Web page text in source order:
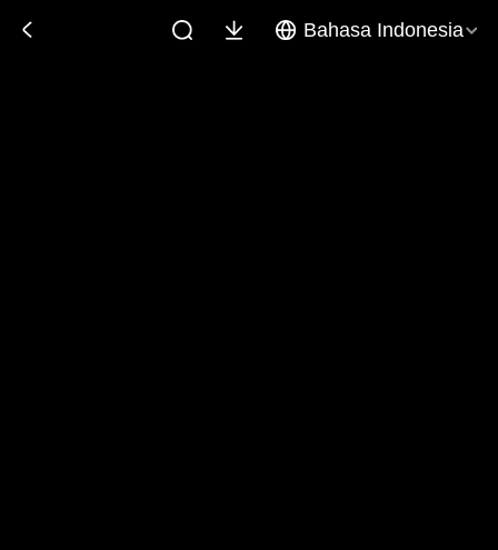
Bahasa Indonesia